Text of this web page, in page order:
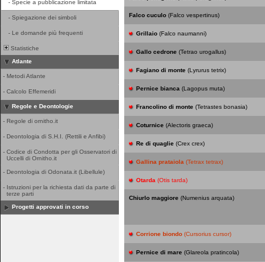
- Specie a pubblicazione limitata
- Spiegazione dei simboli
- Le domande più frequenti
Statistiche
Atlante
- Metodi Atlante
- Calcolo Effemeridi
Regole e Deontologie
- Regole di ornitho.it
- Deontologia di S.H.I. (Rettili e Anfibi)
- Codice di Condotta per gli Osservatori di
Uccelli di Ornitho.it
- Deontologia di Odonata.it (Libellule)
- Istruzioni per la richiesta dati da parte di
terze parti
Progetti approvati in corso
Falco cuculo (Falco vespertinus)
Grillaio (Falco naumanni)
Gallo cedrone (Tetrao urogallus)
Fagiano di monte (Lyrurus tetrix)
Pernice bianca (Lagopus muta)
Francolino di monte (Tetrastes bonasia)
Coturnice (Alectoris graeca)
Re di quaglie (Crex crex)
Gallina prataiola (Tetrax tetrax)
Otarda (Otis tarda)
Chiurlo maggiore (Numenius arquata)
Corrione biondo (Cursorius cursor)
Pernice di mare (Glareola pratincola)